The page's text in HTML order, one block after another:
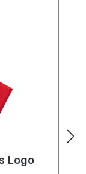
Logo